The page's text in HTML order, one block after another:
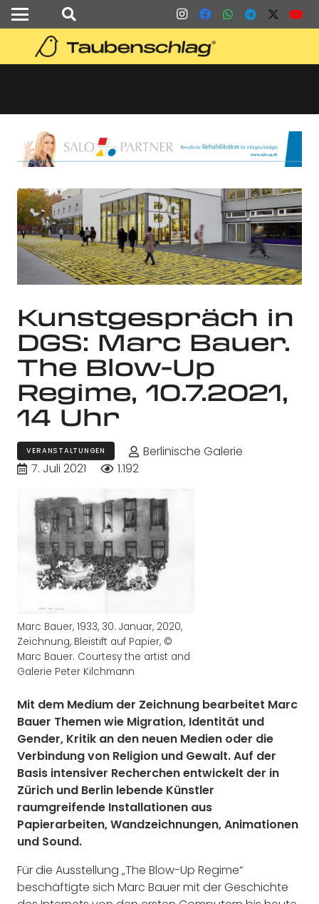
Kunstgespräch in
DGS: Marc Bauer.
The Blow-Up
Regime, 10.7.2021,
14 Uhr
VERANSTALTUNGEN
Berlinische Galerie
7. Juli 2021
1.192
Marc Bauer, 1933, 30. Januar, 2020,
Zeichnung, Bleistift auf Papier, ©
Marc Bauer. Courtesy the artist and
Galerie Peter Kilchmann
Mit dem Medium der Zeichnung bearbeitet Marc
Bauer Themen wie Migration, Identität und
Gender, Kritik an den neuen Medien oder die
Verbindung von Religion und Gewalt. Auf der
Basis intensiver Recherchen entwickelt der in
Zürich und Berlin lebende Künstler
raumgreifende Installationen aus
Papierarbeiten, Wandzeichnungen, Animationen
und Sound.
Für die Ausstellung „The Blow-Up Regime“
beschäftigte sich Marc Bauer mit der Geschichte